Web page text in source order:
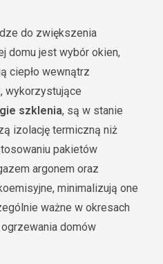
do zwiększenia
domu jest wybór okien,
ciepło wewnątrz
wykorzystujące
szklenia, są w stanie
izolację termiczną niż
pakietów
argonem oraz
minimalizują one
ważne w okresach
domów